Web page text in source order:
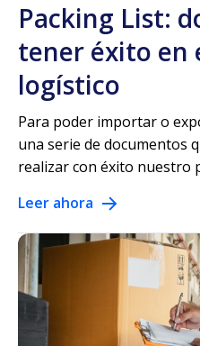
Packing List:
tener éxito en
logístico
Para poder importar o
una serie de documentos
realizar con éxito nuestro
Leer ahora